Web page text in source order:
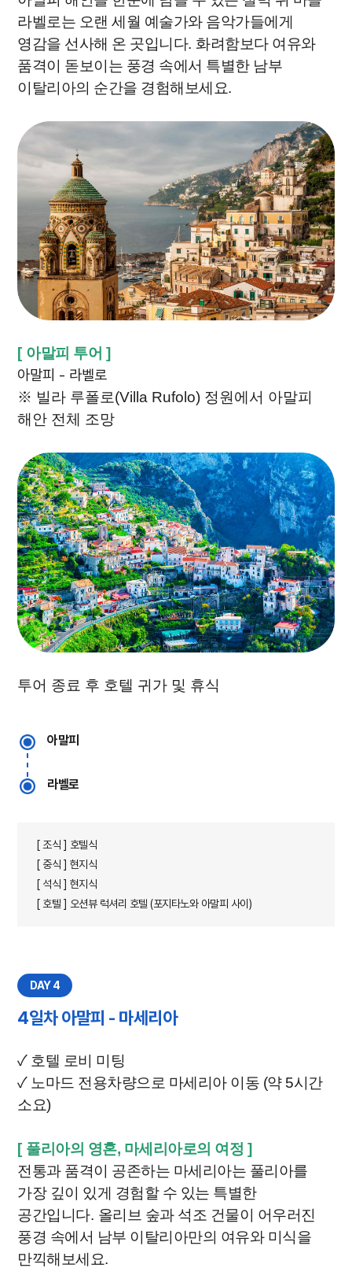
라벨로는 오랜 세월 예술가와 음악가들에게
영감을 선사해 온 곳입니다. 화려함보다 여유와
품격이 돋보이는 풍경 속에서 특별한 남부
이탈리아의 순간을 경험해보세요.
[ 아말피 투어 ]
아말피 - 라벨로
※ 빌라 루폴로(Villa Rufolo) 정원에서 아말피
해안 전체 조망
투어 종료 후 호텔 귀가 및 휴식
아말피
라벨로
[ 조식 ] 호텔식
[ 중식 ] 현지식
[ 석식 ] 현지식
[ 호텔 ] 오션뷰 럭셔리 호텔 (포지타노와 아말피 사이)
DAY 4
4일차 아말피 - 마세리아
✓ 호텔 로비 미팅
✓ 노마드 전용차량으로 마세리아 이동 (약 5시간
소요)
[ 풀리아의 영혼, 마세리아로의 여정 ]
전통과 품격이 공존하는 마세리아는 풀리아를
가장 깊이 있게 경험할 수 있는 특별한
공간입니다. 올리브 숲과 석조 건물이 어우러진
풍경 속에서 남부 이탈리아만의 여유와 미식을
만끽해보세요.